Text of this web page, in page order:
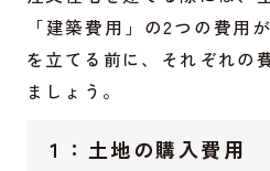
「建築費用」の2つの費用
を立てる前に、それぞれの
ましょう。
１：土地の購入費用